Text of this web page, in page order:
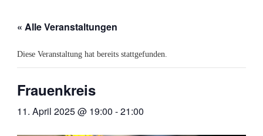
« Alle Veranstaltungen
Diese Veranstaltung hat bereits stattgefunden.
Frauenkreis
11. April 2025 @ 19:00 -21:00